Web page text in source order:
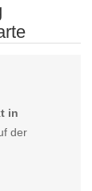
in
der